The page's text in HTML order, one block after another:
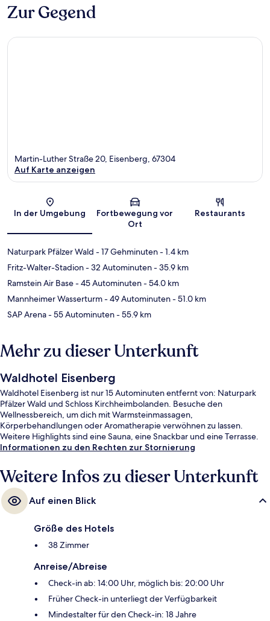
Zur Gegend
Karte
Martin-Luther Straße 20, Eisenberg, 67304
Auf Karte anzeigen
In der Umgebung
Fortbewegung vor
Ort
Restaurants
Naturpark Pfälzer Wald - 17 Gehminuten- 1.4 km
Fritz-Walter-Stadion- 32 Autominuten- 35.9 km
Ramstein Air Base- 45 Autominuten- 54.0 km
Mannheimer Wasserturm- 49 Autominuten- 51.0 km
SAP Arena- 55 Autominuten- 55.9 km
Mehr zu dieser Unterkunft
Waldhotel Eisenberg
Waldhotel Eisenberg ist nur 15 Autominuten entfernt von: Naturpark
Pfälzer Wald und Schloss Kirchheimbolanden. Besuche den
Wellnessbereich, um dich mit Warmsteinmassagen,
Körperbehandlungen oder Aromatherapie verwöhnen zu lassen.
Weitere Highlights sind eine Sauna, eine Snackbar und eine Terrasse.
Informationen zu den Rechten zur Stornierung
Weitere Infos zu dieser Unterkunft
Auf einen Blick
Größe des Hotels
38 Zimmer
Anreise/Abreise
Check-in ab: 14:00 Uhr, möglich bis: 20:00 Uhr
Früher Check-in unterliegt der Verfügbarkeit
Mindestalter für den Check-in: 18 Jahre